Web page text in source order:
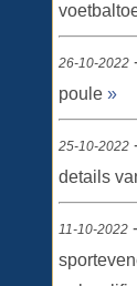
26-10-2022
poule »
25-10-2022
details
11-10-2022